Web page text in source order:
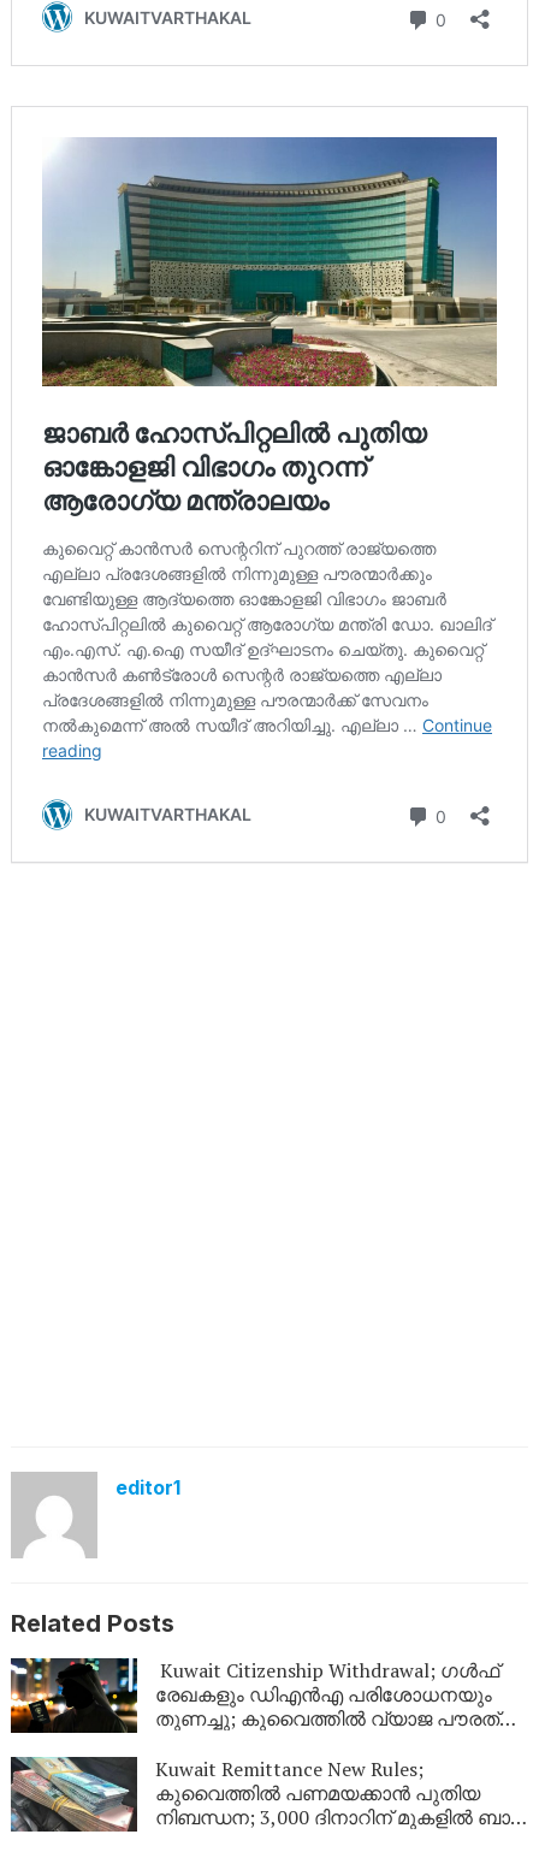
editor1
Related Posts
Kuwait Citizenship Withdrawal; ഗൾഫ്
രേഖകളും ഡിഎൻഎ പരിശോധനയും
തുണച്ചു; കുവൈത്തിൽ വ്യാജ പൗരത്വം
Kuwait Remittance New Rules;
കുവൈത്തിൽ പണമയക്കാൻ പുതിയ
നിബന്ധന; 3,000 ദിനാറിന് മുകളിൽ ബാങ്ക്